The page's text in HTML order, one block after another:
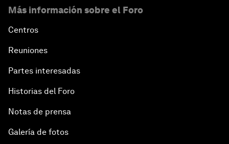
Más información sobre el Foro
Centros
Reuniones
Partes interesadas
Historias del Foro
Notas de prensa
Galería de fotos